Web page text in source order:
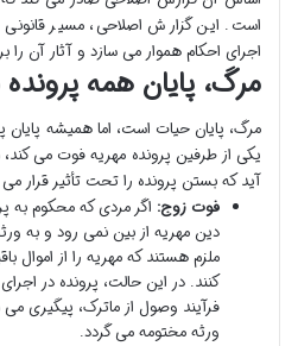
است. این گزارش اصلاحی، مسیر قانونی
اجرای احکام هموار می سازد و آثار آن را
مرگ، پایان همه
مرگ، پایان حیات است، اما همیشه
یکی از طرفین پرونده مهریه فوت می
آید که بستن پرونده را تحت تأثیر قرار
فوت زوج: اگر مردی که محکوم به
دین مهریه از بین نمی رود و به
ملزم هستند که مهریه را از اموال
کنند. در این حالت، پرونده در
فرآیند وصول از ماترک، پیگیری
ورثه مختومه می گردد.